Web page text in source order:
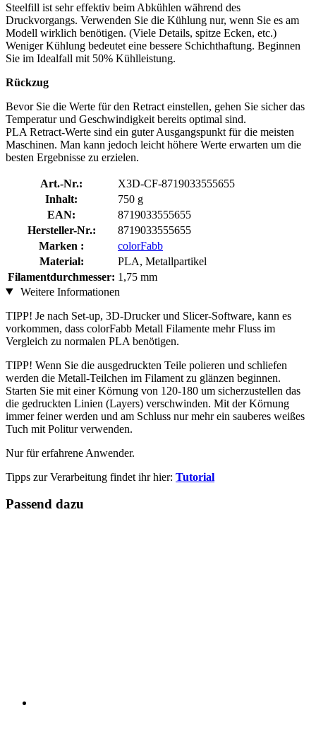
Steelfill ist sehr effektiv beim Abkühlen während des
Druckvorgangs. Verwenden Sie die Kühlung nur, wenn Sie es am
Modell wirklich benötigen. (Viele Details, spitze Ecken, etc.)
Weniger Kühlung bedeutet eine bessere Schichthaftung. Beginnen
Sie im Idealfall mit 50% Kühlleistung.
Rückzug
Bevor Sie die Werte für den Retract einstellen, gehen Sie sicher das
Temperatur und Geschwindigkeit bereits optimal sind.
PLA Retract-Werte sind ein guter Ausgangspunkt für die meisten
Maschinen. Man kann jedoch leicht höhere Werte erwarten um die
besten Ergebnisse zu erzielen.
Art.-Nr.:
X3D-CF-8719033555655
Inhalt:
750 g
EAN:
8719033555655
Hersteller-Nr.:
8719033555655
Marken :
colorFabb
Material:
PLA, Metallpartikel
Filamentdurchmesser: 1,75 mm
Weitere Informationen
TIPP! Je nach Set-up, 3D-Drucker und Slicer-Software, kann es
vorkommen, dass colorFabb Metall Filamente mehr Fluss im
Vergleich zu normalen PLA benötigen.
TIPP! Wenn Sie die ausgedruckten Teile polieren und schliefen
werden die Metall-Teilchen im Filament zu glänzen beginnen.
Starten Sie mit einer Körnung von 120-180 um sicherzustellen das
die gedruckten Linien (Layers) verschwinden. Mit der Körnung
immer feiner werden und am Schluss nur mehr ein sauberes weißes
Tuch mit Politur verwenden.
Nur für erfahrene Anwender.
Tipps zur Verarbeitung findet ihr hier: Tutorial
Passend dazu